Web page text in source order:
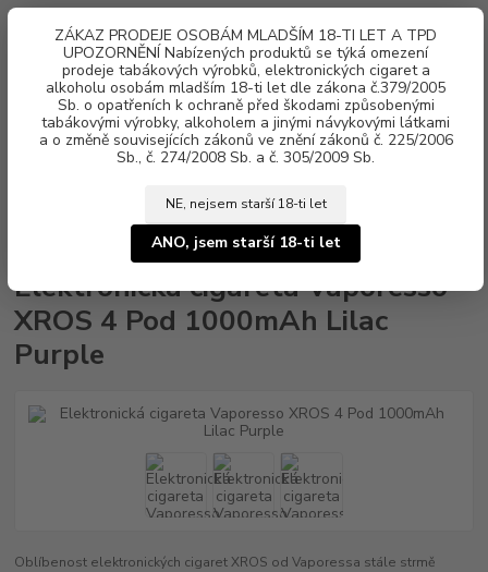
ZÁKAZ PRODEJE OSOBÁM MLADŠÍM 18-TI LET A TPD
UPOZORNĚNÍ Nabízených produktů se týká omezení
prodeje tabákových výrobků, elektronických cigaret a
alkoholu osobám mladším 18-ti let dle zákona č.379/2005
Sb. o opatřeních k ochraně před škodami způsobenými
tabákovými výrobky, alkoholem a jinými návykovými látkami
a o změně souvisejících zákonů ve znění zákonů č. 225/2006
Sb., č. 274/2008 Sb. a č. 305/2009 Sb.
NE, nejsem starší 18-ti let
ANO, jsem starší 18-ti let
Menu
za0 Kč
XROS 4 Pod 1000mAh Lilac Purple
Elektronická cigareta Vaporesso
XROS 4 Pod 1000mAh Lilac
Purple
Oblíbenost elektronických cigaret XROS od Vaporessa stále strmě